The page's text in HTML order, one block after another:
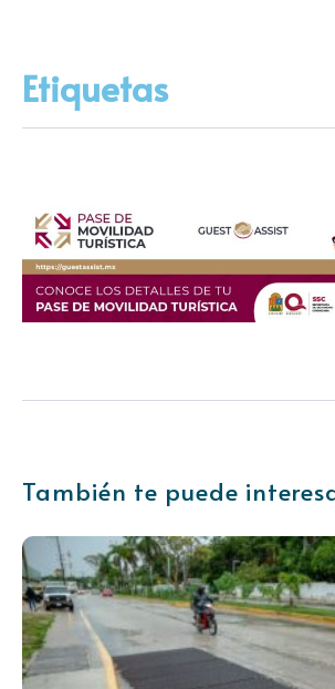
Etiquetas
También te puede